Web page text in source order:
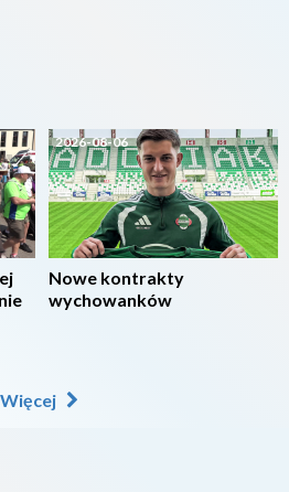
2026-08-06
Nowe kontrakty
wychowanków
Więcej